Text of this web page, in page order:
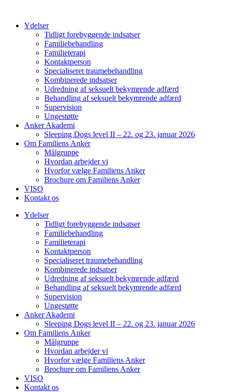
indholdYdelser
Tidligt forebyggende indsatser
Familiebehandling
Familieterapi
Kontaktperson
Specialiseret traumebehandling
Kombinerede indsatser
Udredning af seksuelt bekymrende adfærd
Behandling af seksuelt bekymrende adfærd
Supervision
Ungestøtte
Anker Akademi
Sleeping Dogs level II – 22. og 23. januar 2026
Om Familiens Anker
Målgruppe
Hvordan arbejder vi
Hvorfor vælge Familiens Anker
Brochure om Familiens Anker
VISO
Kontakt os
Ydelser
Tidligt forebyggende indsatser
Familiebehandling
Familieterapi
Kontaktperson
Specialiseret traumebehandling
Kombinerede indsatser
Udredning af seksuelt bekymrende adfærd
Behandling af seksuelt bekymrende adfærd
Supervision
Ungestøtte
Anker Akademi
Sleeping Dogs level II – 22. og 23. januar 2026
Om Familiens Anker
Målgruppe
Hvordan arbejder vi
Hvorfor vælge Familiens Anker
Brochure om Familiens Anker
VISO
Kontakt os